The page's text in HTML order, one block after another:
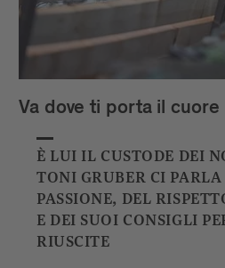
Va dove ti porta il cuore
È LUI IL CUSTODE DEI
TONI GRUBER CI
PASSIONE, DEL
E DEI SUOI CONSIGLI
RIUSCITE